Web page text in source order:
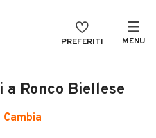
PREFERITI MENU
a Ronco Biellese